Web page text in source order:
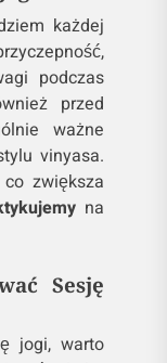
każdej
podczas
przed
ważne
vinyasa.
zwiększa
na
Sesję
jogi, warto